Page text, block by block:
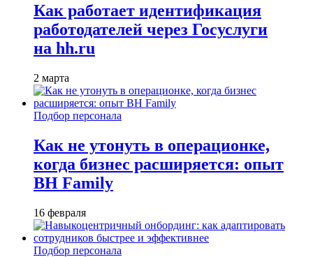
Как работает идентификация
работодателей через Госуслуги
на hh.ru
2 марта
Подбор персонала
Как не утонуть в операционке,
когда бизнес расширяется: опыт
BH Family
16 февраля
Подбор персонала